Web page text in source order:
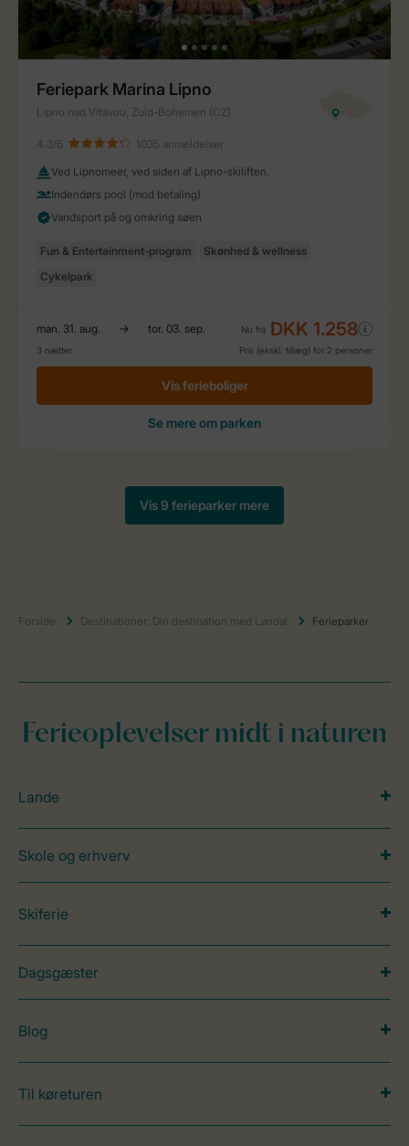
Forside Destinationer: Din destination med Landal Ferieparker
Ferieoplevelser midt i naturen
Lande
Skole og erhverv
Skiferie
Dagsgæster
Blog
Til køreturen